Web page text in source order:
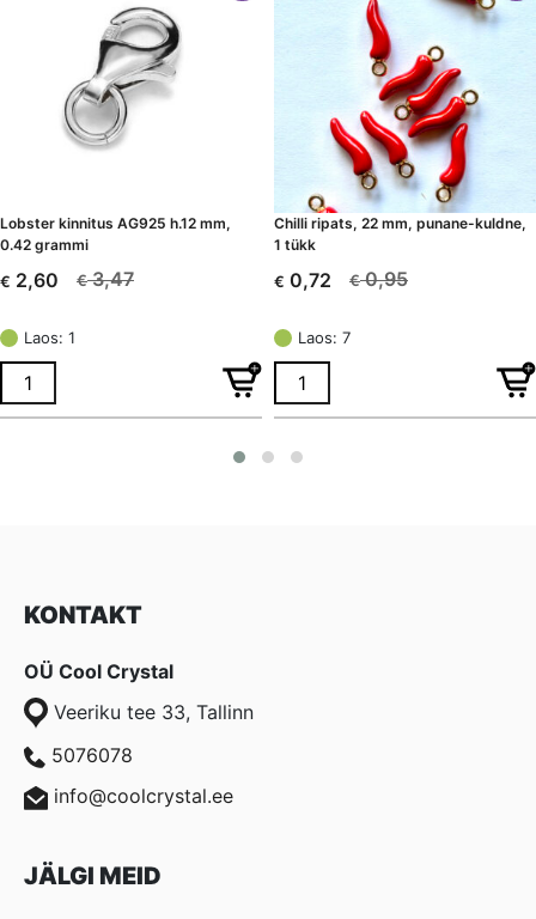
Lobster kinnitus AG925 h.12 mm,
0.42 grammi
€3,47
Algne
oli:
€ 3,47.
€ 2,60
Current
is:
€ 2,60.
Laos: 1
Chilli ripats, 22 mm, punane-kuldne,
1 tükk
€0,95
Algne
oli:
€ 0,95.
€ 0,72
Current
is:
€ 0,72.
Laos: 7
KONTAKT
OÜ Cool Crystal
Veeriku tee 33, Tallinn
5076078
info@coolcrystal.ee
JÄLGI MEID